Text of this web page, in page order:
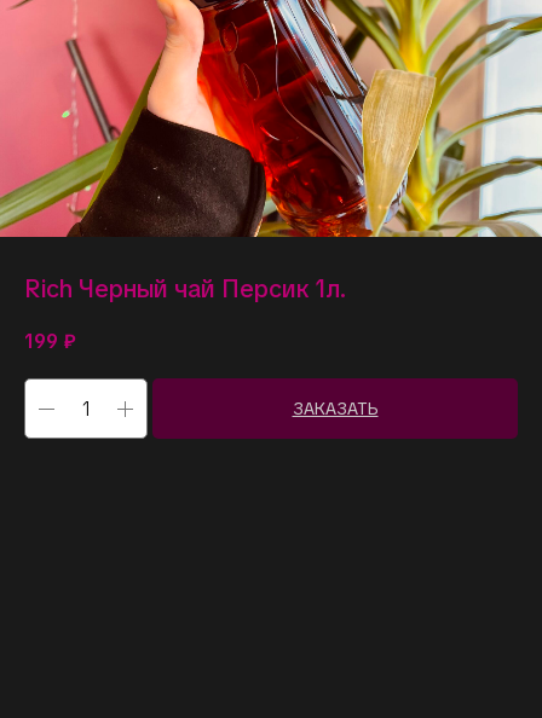
Rich Черный чай Персик 1л.
199 ₽
ЗАКАЗАТЬ